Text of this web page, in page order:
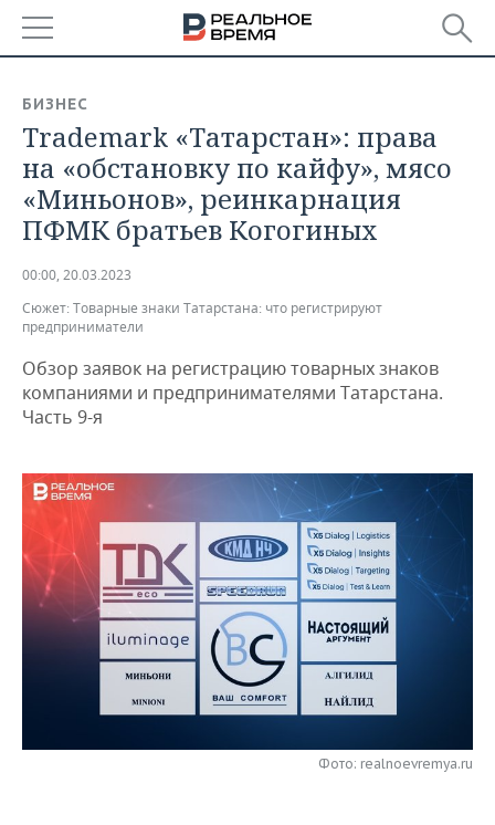
БАШКОРТОСТАН
ТАТАРСТАН
УДМУРТИЯ
НОВОСТИ
АНАЛИТИКА
НОВОСТИ АНАЛИТИКИ
ДЕКЛАРАЦИИ О ДОХОДАХ
КОРОЛИ ГОСЗАКАЗА ПФО
ВУЗЫ ТАТАРСТАНА
ТАТАРСТАНА
ЭКОНОМИКА
НОВОСТИ ЭКОНОМИКИ
ФИНАНСЫ
БАНКИ
ИНВЕСТИЦИИ
ПРОМЫШЛЕННОСТЬ
НОВОСТИ
АГРОПРОМ
НЕФТЕХИМИЯ
НЕФТЬ
ОПК
ЭНЕРГЕТИКА
НЕДВИЖИМОСТЬ
НОВОСТИ НЕДВИЖИМОСТИ
АВТО
НОВОСТИ БИЗНЕСА
РОЗНИЧНАЯ ТОРГОВЛЯ
ТРАНСПОРТ
УСЛУГИ
ТЕХНОЛОГИИ
НОВОСТИ ТЕХНОЛОГИЙ
IT
МЕДИА
ТЕЛЕКОММУНИКАЦИИ
МЕРОПРИЯТИЯ
НОВОСТИ МЕРОПРИЯТИЙ
ВЫЕЗДНАЯ РЕДАКЦИЯ
СПОРТ
НОВОСТИ СПОРТА
ОБЩЕСТВО
НОВОСТИ ОБЩЕСТВА
БИЗНЕС
Trademark «Татарстан»: права
на «обстановку по кайфу», мясо
«Миньонов», реинкарнация
ПФМК братьев Когогиных
00:00, 20.03.2023
Сюжет: Товарные знаки Татарстана: что регистрируют
предприниматели
Обзор заявок на регистрацию товарных знаков
компаниями и предпринимателями Татарстана.
Часть 9-я
Фото: realnoevremya.ru